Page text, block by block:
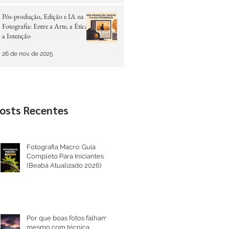
Pós-produção, Edição e IA na
Fotografia: Entre a Arte, a Ética e
a Intenção
26 de nov. de 2025
Recentes
Fotografia Macro: Guia
Completo Para Iniciantes
(Beabá Atualizado 2026)
Por que boas fotos falham
mesmo com técnica